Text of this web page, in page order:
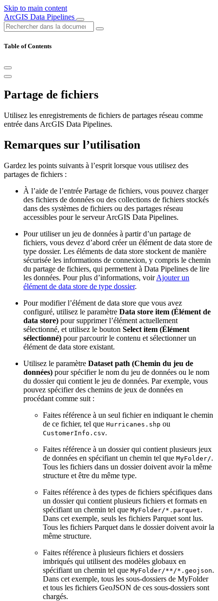
Skip to main content
ArcGIS Data Pipelines
Table of Contents
Partage de fichiers
Utilisez les enregistrements de fichiers de partages réseau comme
entrée dans ArcGIS Data Pipelines.
Remarques sur l’utilisation
Gardez les points suivants à l’esprit lorsque vous utilisez des
partages de fichiers :
À l’aide de l’entrée Partage de fichiers, vous pouvez charger
des fichiers de données ou des collections de fichiers stockés
dans des systèmes de fichiers ou des partages réseau
accessibles pour le serveur ArcGIS Data Pipelines.
Pour utiliser un jeu de données à partir d’un partage de
fichiers, vous devez d’abord créer un élément de data store de
type dossier. Les éléments de data store stockent de manière
sécurisée les informations de connexion, y compris le chemin
du partage de fichiers, qui permettent à Data Pipelines de lire
les données. Pour plus d’informations, voirAjouter un
élément de data store de type dossier.
Pour modifier l’élément de data store que vous avez
configuré, utilisez le paramètre Data store item (Élément de
data store) pour supprimer l’élément actuellement
sélectionné, et utilisez le bouton Select item (Élément
sélectionné) pour parcourir le contenu et sélectionner un
élément de data store existant.
Utilisez le paramètre Dataset path (Chemin du jeu de
données) pour spécifier le nom du jeu de données ou le nom
du dossier qui contient le jeu de données. Par exemple, vous
pouvez spécifier des chemins de jeux de données en
procédant comme suit :
Faites référence à un seul fichier en indiquant le chemin
de ce fichier, tel que Hurricanes.shp ou
CustomerInfo.csv.
Faites référence à un dossier qui contient plusieurs jeux
de données en spécifiant un chemin tel que MyFolder/.
Tous les fichiers dans un dossier doivent avoir la même
structure et être du même type.
Faites référence à des types de fichiers spécifiques dans
un dossier qui contient plusieurs fichiers et formats en
spécifiant un chemin tel que MyFolder/*.parquet.
Dans cet exemple, seuls les fichiers Parquet sont lus.
Tous les fichiers Parquet dans le dossier doivent avoir la
même structure.
Faites référence à plusieurs fichiers et dossiers
imbriqués qui utilisent des modèles globaux en
spécifiant un chemin tel que MyFolder/**/*.geojson.
Dans cet exemple, tous les sous-dossiers de MyFolder
et tous les fichiers GeoJSON de ces sous-dossiers sont
chargés.